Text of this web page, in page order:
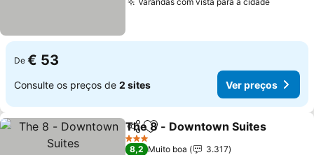
De € 53
Consulte os preços de 2 sites Ver preços
PartilharAdicionar aos favoritos
The 8 - Downtown Suites
3 Estrelas
8,2 Muito boa
3.317